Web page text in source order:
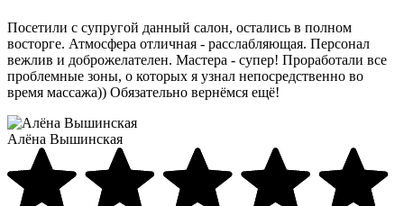
Посетили с супругой данный салон, остались в полном
восторге. Атмосфера отличная - расслабляющая. Персонал
вежлив и доброжелателен. Мастера - супер! Проработали все
проблемные зоны, о которых я узнал непосредственно во
время массажа)) Обязательно вернёмся ещё!
Алёна Вышинская